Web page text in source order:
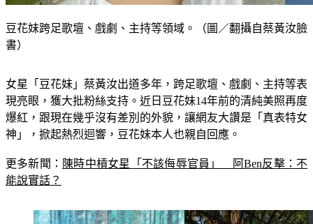
豆花妹跨足歌壇、戲劇、主持等領域。（圖／翻攝自蔡黃汝臉
女星「豆花妹」蔡黃汝出道多年，跨足歌壇、戲劇、主持等表
現亮眼，獲大批粉絲支持。近日豆花妹14年前的清純美照再度
爆紅，跟現在幾乎沒有差別的外貌，讓網友大讚是「真表特女
更多新聞：